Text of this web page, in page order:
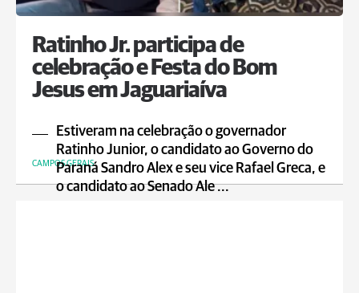
Ratinho Jr. participa de
celebração e Festa do Bom
Jesus em Jaguariaíva
Estiveram na celebração o governador
Ratinho Junior, o candidato ao Governo do
Paraná Sandro Alex e seu vice Rafael Greca, e
o candidato ao Senado Ale ...
CAMPOS GERAIS